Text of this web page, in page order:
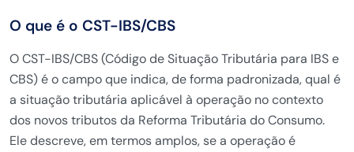
O que é o CST-IBS/CBS
O CST-IBS/CBS (Código de Situação Tributária para IBS e
CBS) é o campo que indica, de forma padronizada, qual é
a situação tributária aplicável à operação no contexto
dos novos tributos da Reforma Tributária do Consumo.
Ele descreve, em termos amplos, se a operação é